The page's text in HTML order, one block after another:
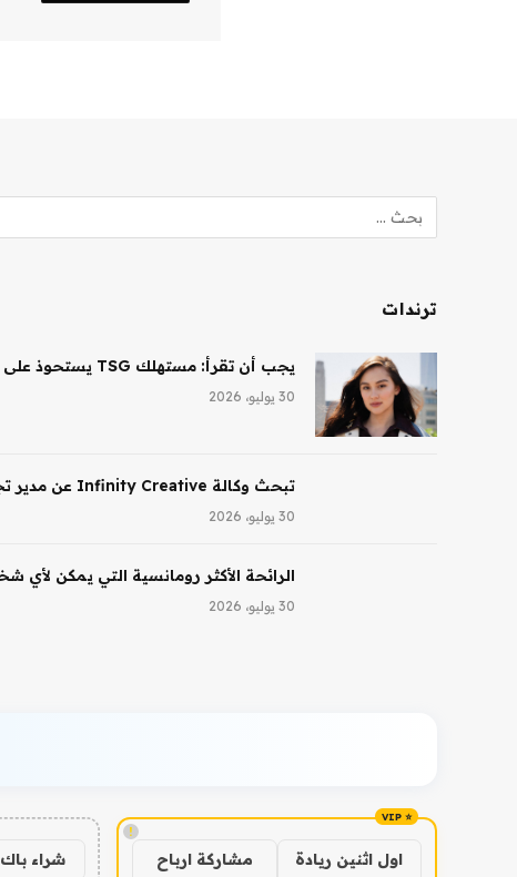
ترندات
يجب أن تقرأ: مستهلك TSG يستحوذ على حصة أغلبية في شركة Saltair، ونظارات Ray-Ban AI تقود النمو لشركة EssilorLuxottica
30 يوليو، 2026
تبحث وكالة Infinity Creative عن مدير تجميل في لوس أنجلوس
30 يوليو، 2026
الرائحة الأكثر رومانسية التي يمكن
30 يوليو، 2026
!
اول اثنين ريادة
مشاركة ارباح
شراء